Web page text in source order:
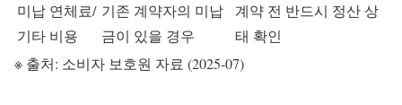
미납 연체료/
기타 비용
기존 계약자의 미납
금이 있을 경우
계약 전 반드시 정산 상
태 확인
※ 출처: 소비자 보호원 자료 (2025-07)